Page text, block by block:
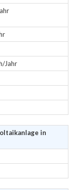
Jahr
in